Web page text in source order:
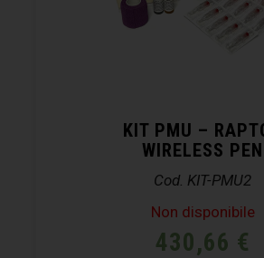
KIT PMU –
WIRELESS PEN
Cod. KIT-PMU2
Non disponibile
430,66 €